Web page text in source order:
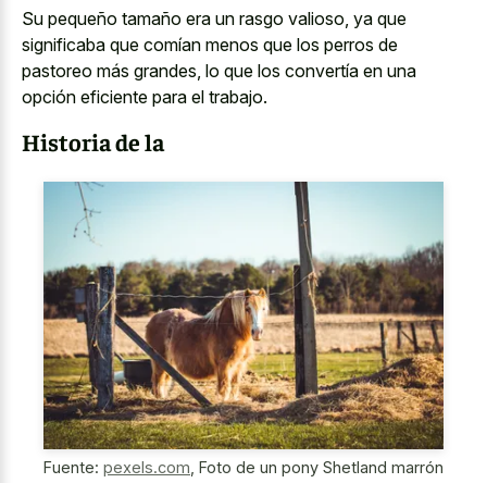
Su pequeño tamaño era un rasgo valioso, ya que
significaba que comían menos que los perros de
pastoreo más grandes, lo que los convertía en una
opción eficiente para el trabajo.
Historia de la
Fuente: pexels.com, Foto de un pony Shetland marrón